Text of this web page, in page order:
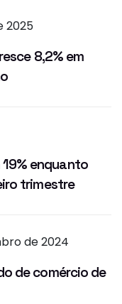
2025
8,2% em
enquanto
trimestre
de 2024
de comércio de